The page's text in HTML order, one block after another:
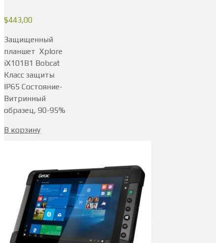
$443,00
Защищенный
планшет Xplore
iX101B1 Bobcat
Класс защиты
IP65 Состояние-
Витринный
образец, 90-95%
В корзину